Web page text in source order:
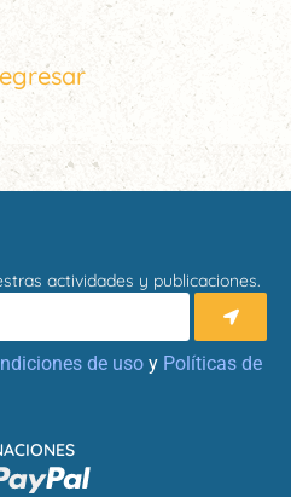
actividades y publicaciones.
de uso y Políticas de